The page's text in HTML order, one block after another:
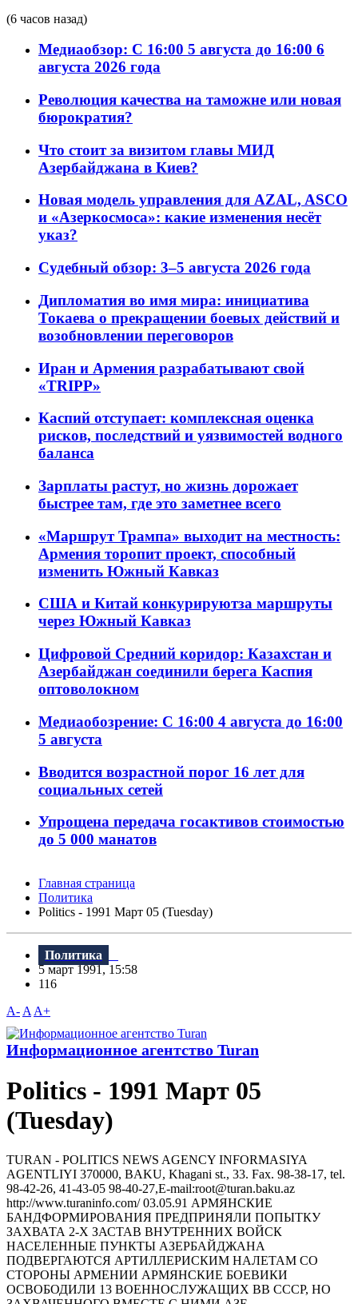
(6 часов назад)
Медиаобзор: С 16:00 5 августа до 16:00 6
августа 2026 года
Революция качества на таможне или новая
бюрократия?
Что стоит за визитом главы МИД
Азербайджана в Киев?
Новая модель управления для AZAL, ASCO
и «Азеркосмоса»: какие изменения несёт
указ?
Судебный обзор: 3–5 августа 2026 года
Дипломатия во имя мира: инициатива
Токаева о прекращении боевых действий и
возобновлении переговоров
Иран и Армения разрабатывают свой
«TRIPP»
Каспий отступает: комплексная оценка
рисков, последствий и уязвимостей водного
баланса
Зарплаты растут, но жизнь дорожает
быстрее там, где это заметнее всего
«Маршрут Трампа» выходит на местность:
Армения торопит проект, способный
изменить Южный Кавказ
США и Китай конкурируютза маршруты
через Южный Кавказ
Цифровой Средний коридор: Казахстан и
Азербайджан соединили берега Каспия
оптоволокном
Медиаобозрение: С 16:00 4 августа до 16:00
5 августа
Вводится возрастной порог 16 лет для
социальных сетей
Упрощена передача госактивов стоимостью
до 5 000 манатов
Главная страница
Политика
Politics - 1991 Март 05 (Tuesday)
Политика
5 март 1991, 15:58
116
A- A A+
Информационное агентство Turan
Politics - 1991 Март 05
(Tuesday)
TURAN - РOLITICS NEWS AGENCY INFORMASIYA
AGENTLIYI 370000, BAKU, Khagani st., 33. Fax. 98-38-17, tel.
98-42-26, 41-43-05 98-40-27,E-mail:root@turan.baku.az
httр://www.turaninfo.com/ 03.05.91 АРМЯНСКИЕ
БАНДФОРМИРОВАНИЯ ПРЕДПРИНЯЛИ ПОПЫТКУ
ЗАХВАТА 2-Х ЗАСТАВ ВНУТРЕННИХ ВОЙСК
НАСЕЛЕННЫЕ ПУНКТЫ АЗЕРБАЙДЖАНА
ПОДВЕРГАЮТСЯ АРТИЛЛЕРИСКИМ НАЛЕТАМ СО
СТОРОНЫ АРМЕНИИ АРМЯНСКИЕ БОЕВИКИ
ОСВОБОДИЛИ 13 ВОЕННОСЛУЖАЩИХ ВВ СССР, НО